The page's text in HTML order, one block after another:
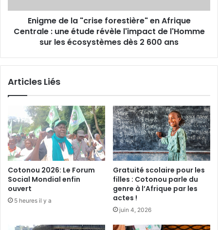
s
l
l
e
e
s
t
i
è
r
e
e
Enigme de la "crise forestière" en Afrique
Centrale : une étude révèle l'impact de l'Homme
sur les écosystèmes dès 2 600 ans
Articles Liés
Cotonou 2026: Le Forum
Social Mondial enfin
ouvert
5 heures il y a
Gratuité scolaire pour les
filles : Cotonou parle du
genre à l’Afrique par les
actes !
juin 4, 2026